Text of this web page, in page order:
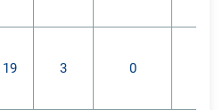
19 3 0